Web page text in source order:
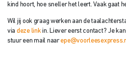
kind hoort, hoe sneller het leert. Vaak gaat
Wil jij ook graag werken aan de
via deze linkin. Liever eerst contact? Je
stuur een mail naar